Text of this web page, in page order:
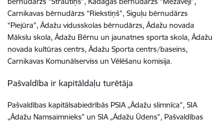
Carnikavas bērnudārzs “Riekstiņš”, Siguļu bērnudārzs
“Piejūra”, Ādažu vidusskolas bērnudārzs, Ādažu novada
Mākslu skola, Ādažu Bērnu un jaunatnes sporta skola, Ādažu
novada kultūras centrs, Ādažu Sporta centrs/baseins,
Carnikavas Komunālserviss un Vēlēšanu komisija.
Pašvaldība ir kapitāldaļu turētāja
Pašvaldības kapitālsabiedrībās PSIA „Ādažu slimnīca”, SIA
„Ādažu Namsaimnieks” un SIA „Ādažu Ūdens”, Pašvaldības